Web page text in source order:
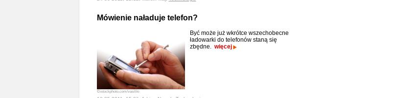
Mówienie naładuje telefon?
©istockphoto.com/vasiliki
Być może już wkrótce wszechobecne
ładowarki do telefonów staną się
zbędne. więcej